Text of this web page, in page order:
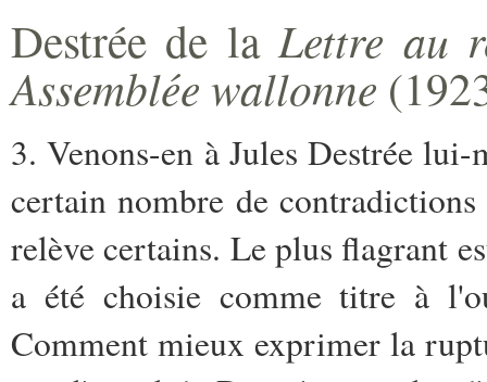
Destrée de laLettre au
Assemblée wallonne
3. Venons-en à Jules Destrée
certain nombre de
relève certains. Le plus flagrant
a été choisie comme titre à
Comment mieux exprimer la